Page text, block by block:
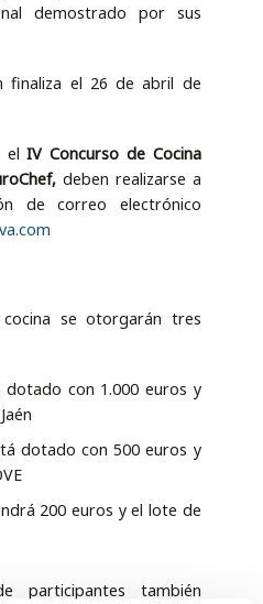
demostrado por sus
finaliza el 26 de abril de
elIV Concurso de Cocina
deben realizarse a
de correo electrónico
se otorgarán tres
dotado con 1.000 euros y
dotado con 500 euros y
200 euros y el lote de
participantes también